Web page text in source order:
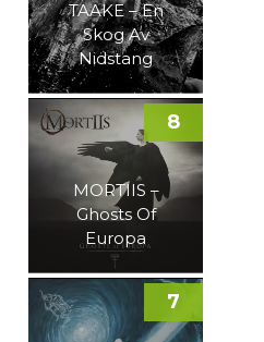
TAAKE – En
Skog Av
Nidstang
MORTIIS –
Ghosts Of
Europa
8
7